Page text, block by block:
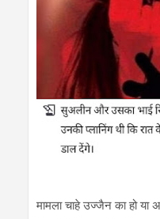
मामला चाहे उज्जैन का हो या